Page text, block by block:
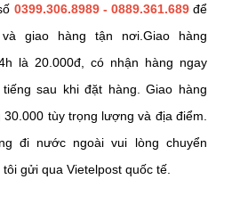
0399.306.8989 - 0889.361.689để
giao hàng tận nơi.Giao hàng
là 20.000đ, có nhận hàng ngay
sau khi đặt hàng. Giao hàng
tùy trọng lượng và địa điểm.
đi nước ngoài vui lòng chuyển
gửi qua Vietelpost quốc tế.